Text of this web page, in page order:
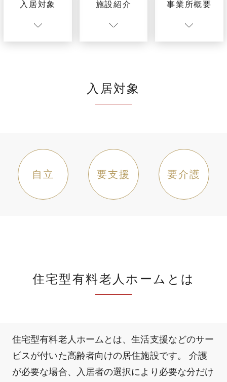
入居対象 施設紹介 事業所概要
入居対象
自立 要支援 要介護
住宅型有料老人ホームとは
住宅型有料老人ホームとは、生活支援などのサー
ビスが付いた高齢者向けの居住施設です。 介護
が必要な場合、入居者の選択により必要な分だけ